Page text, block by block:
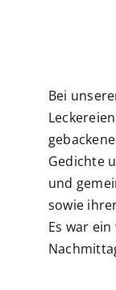
Bei
Gedichte
und
sowie
Es war